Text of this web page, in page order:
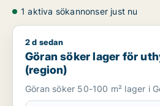
1 aktiva sökannonser just nu
Göran söker lager för uthyrning i
2 d sedan
Göran söker lager för
(region)
Göran söker 50-100 m² lager i